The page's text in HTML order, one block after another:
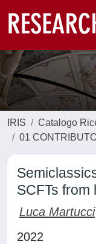
IRIS
Catalogo
01
SCFTs
Luca Martucci
2022